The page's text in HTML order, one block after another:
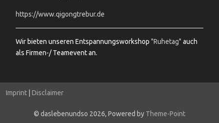
https://www.qigongtrebur.de
Wir bieten unseren Entspannungsworkshop "Ruhetag" auch
als Firmen-/ Teamevent an.
Imprint Disclaimer
© daslebenundso 2026, Powered by Theme-Point